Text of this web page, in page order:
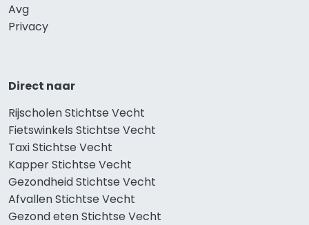
Avg
Privacy
Direct naar
Rijscholen Stichtse Vecht
Fietswinkels Stichtse Vecht
Taxi Stichtse Vecht
Kapper Stichtse Vecht
Gezondheid Stichtse Vecht
Afvallen Stichtse Vecht
Gezond eten Stichtse Vecht